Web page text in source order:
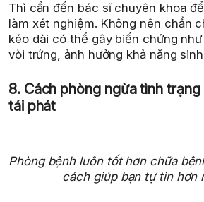
Thì cần đến bác sĩ chuyên khoa
làm xét nghiệm. Không nên chần
kéo dài có thể gây biến chứng
vòi trứng, ảnh hưởng khả năng
8. Cách phòng ngừa tình
tái phát
Phòng bệnh luôn tốt hơn chữa
cách giúp bạn tự tin hơn